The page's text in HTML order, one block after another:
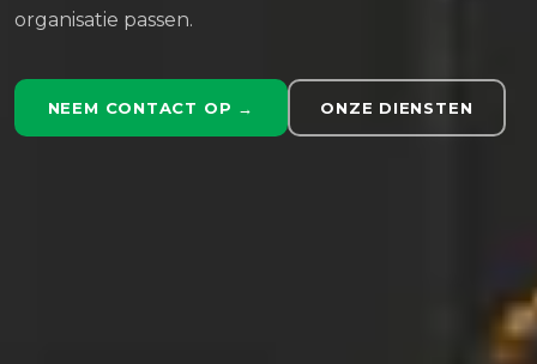
organisatie passen.
NEEM CONTACT OP → ONZE DIENSTEN